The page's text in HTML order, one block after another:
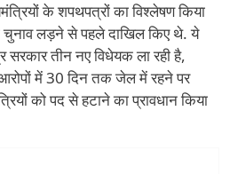
के शपथपत्रों का विश्लेषण किया
चुनाव लड़ने से पहले दाखिल किए थे. ये
तीन नए विधेयक ला रही है,
में 30 दिन तक जेल में रहने पर
को पद से हटाने का प्रावधान किया